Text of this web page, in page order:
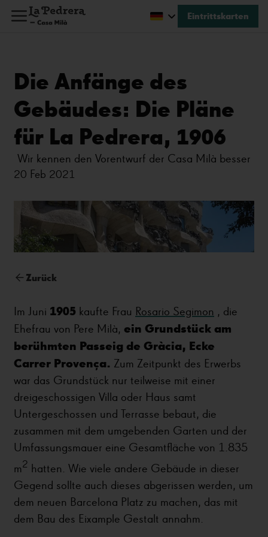
Eintrittskarten
Die Anfänge des
Gebäudes: Die Pläne
für La Pedrera, 1906
Wir kennen den Vorentwurf der Casa Milà besser
20 Feb 2021
Zurück
Im Juni 1905 kaufte Frau Rosario Segimon , die
Ehefrau von Pere Milà, ein Grundstück am
berühmten Passeig de Gràcia, Ecke
Carrer Provença. Zum Zeitpunkt des Erwerbs
war das Grundstück nur teilweise mit einer
dreigeschossigen Villa oder Haus samt
Untergeschossen und Terrasse bebaut, die
zusammen mit dem umgebenden Garten und der
Umfassungsmauer eine Gesamtfläche von 1.835
m2 hatten. Wie viele andere Gebäude in dieser
Gegend sollte auch dieses abgerissen werden, um
dem neuen Barcelona Platz zu machen, das mit
dem Bau des Eixample Gestalt annahm.